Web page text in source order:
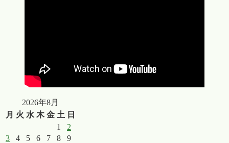
2026年8月
月 火 水 木 金 土 日
1
2
3
4 5 6 7 8
9